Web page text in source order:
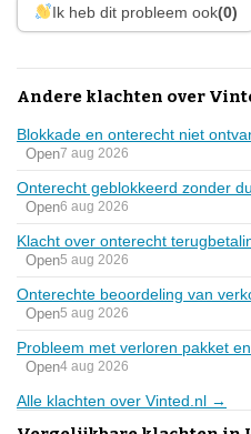
Ik heb dit probleem ook(0)
Andere klachten over
Blokkade en onterecht niet
Open7 aug 2026
Onterecht geblokkeerd zonder
Open6 aug 2026
Klacht over onterecht
Open5 aug 2026
Onterechte beoordeling van
Open5 aug 2026
Probleem met verloren pakket
Open4 aug 2026
Alle klachten over Vinted.nl →